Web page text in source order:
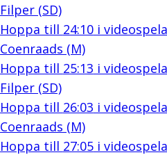
Filper (SD)
Hoppa till 24:10i
Coenraads (M)
Hoppa till 25:13 i
Filper (SD)
Hoppa till 26:03 i
Coenraads (M)
Hoppa till 27:05i